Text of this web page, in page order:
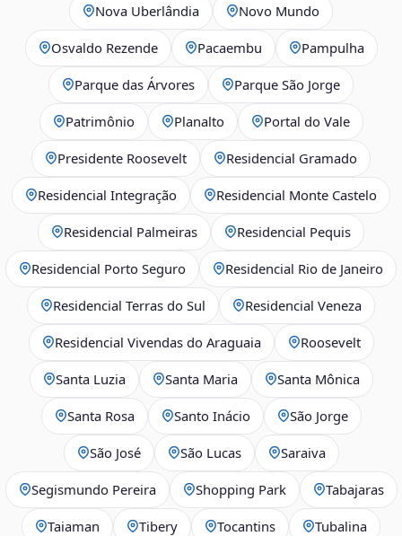
Nova Uberlândia Novo Mundo
Osvaldo Rezende Pacaembu Pampulha
Parque das Árvores Parque São Jorge
Patrimônio Planalto Portal do Vale
Presidente Roosevelt Residencial Gramado
Residencial Integração Residencial Monte Castelo
Residencial Palmeiras Residencial Pequis
Residencial Porto Seguro Residencial Rio de Janeiro
Residencial Terras do Sul Residencial Veneza
Residencial Vivendas do Araguaia Roosevelt
Santa Luzia Santa Maria Santa Mônica
Santa Rosa Santo Inácio São Jorge
São José São Lucas Saraiva
Segismundo Pereira Shopping Park Tabajaras
Taiaman Tibery Tocantins Tubalina